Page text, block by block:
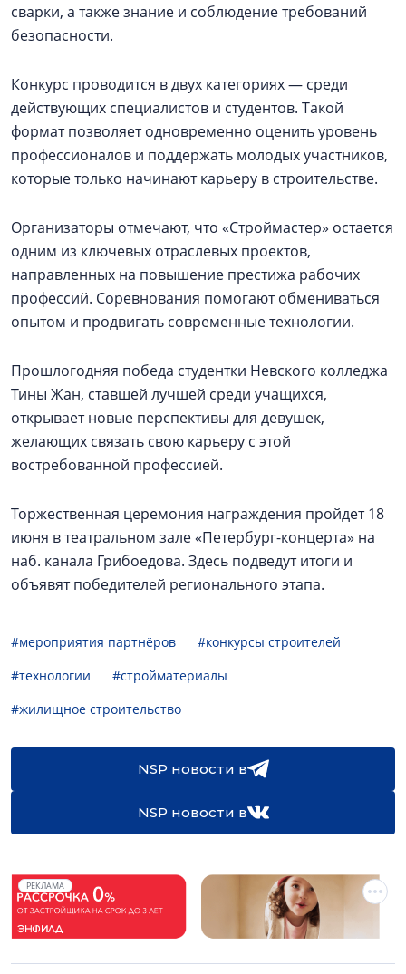
сварки, а также знание и соблюдение требований
безопасности.
Конкурс проводится в двух категориях — среди
действующих специалистов и студентов. Такой
формат позволяет одновременно оценить уровень
профессионалов и поддержать молодых участников,
которые только начинают карьеру в строительстве.
Организаторы отмечают, что «Строймастер» остается
одним из ключевых отраслевых проектов,
направленных на повышение престижа рабочих
профессий. Соревнования помогают обмениваться
опытом и продвигать современные технологии.
Прошлогодняя победа студентки Невского колледжа
Тины Жан, ставшей лучшей среди учащихся,
открывает новые перспективы для девушек,
желающих связать свою карьеру с этой
востребованной профессией.
Торжественная церемония награждения пройдет 18
июня в театральном зале «Петербург-концерта» на
наб. канала Грибоедова. Здесь подведут итоги и
объявят победителей регионального этапа.
#мероприятия партнёров
#конкурсы строителей
#технологии
#стройматериалы
#жилищное строительство
NSP новости в
NSP новости в
РЕКЛАМА